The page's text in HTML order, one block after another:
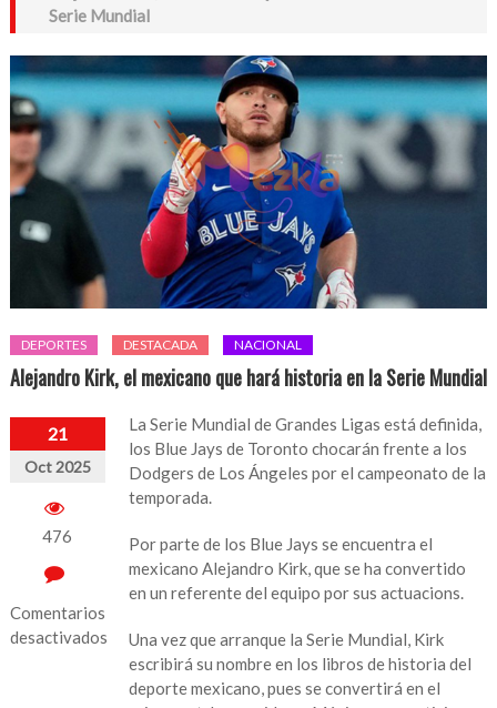
Serie Mundial
DEPORTES DESTACADA NACIONAL
Alejandro Kirk, el mexicano que hará historia en la Serie Mundial
21
Oct 2025
476
Comentarios
desactivados
La Serie Mundial de Grandes Ligas está definida,
los Blue Jays de Toronto chocarán frente a los
Dodgers de Los Ángeles por el campeonato de la
temporada.
Por parte de los Blue Jays se encuentra el
mexicano Alejandro Kirk, que se ha convertido
en un referente del equipo por sus actuacions.
Una vez que arranque la Serie Mundial, Kirk
escribirá su nombre en los libros de historia del
deporte mexicano, pues se convertirá en el